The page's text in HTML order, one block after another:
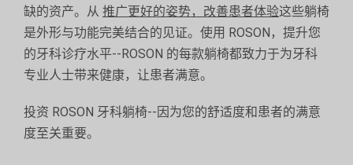
缺的资产。从 推广更好的姿势，改善患者体验这些躺椅
是外形与功能完美结合的见证。使用 ROSON，提升您
的牙科诊疗水平--ROSON 的每款躺椅都致力于为牙科
专业人士带来健康，让患者满意。
投资 ROSON 牙科躺椅--因为您的舒适度和患者的满意
度至关重要。